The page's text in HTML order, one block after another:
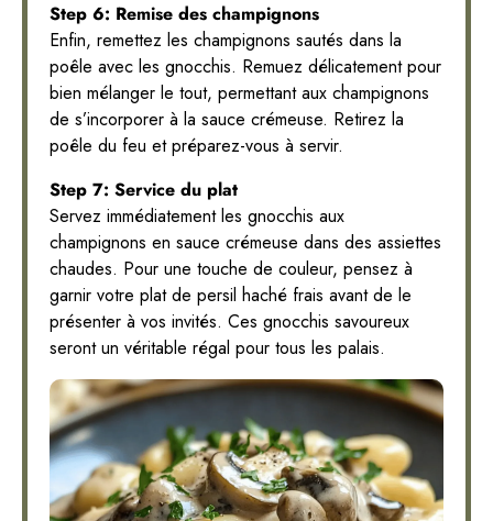
Step 6: Remise des champignons
Enfin, remettez les champignons sautés dans la
poêle avec les gnocchis. Remuez délicatement pour
bien mélanger le tout, permettant aux champignons
de s’incorporer à la sauce crémeuse. Retirez la
poêle du feu et préparez-vous à servir.
Step 7: Service du plat
Servez immédiatement les gnocchis aux
champignons en sauce crémeuse dans des assiettes
chaudes. Pour une touche de couleur, pensez à
garnir votre plat de persil haché frais avant de le
présenter à vos invités. Ces gnocchis savoureux
seront un véritable régal pour tous les palais.